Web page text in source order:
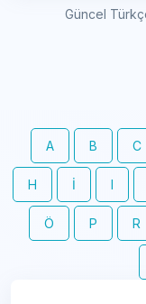
Güncel
A B C
H İ I
Ö P R